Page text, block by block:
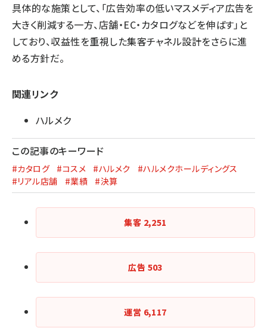
具体的な施策として、「広告効率の低いマスメディア広告を
大きく削減する一方、店舗・EC・カタログなどを伸ばす」と
しており、収益性を重視した集客チャネル設計をさらに進
める方針だ。
関連リンク
ハルメク
この記事のキーワード
#カタログ #コスメ #ハルメク
#ハルメクホールディングス
#リアル店舗
#業績 #決算
集客 2,251
広告 503
運営 6,117